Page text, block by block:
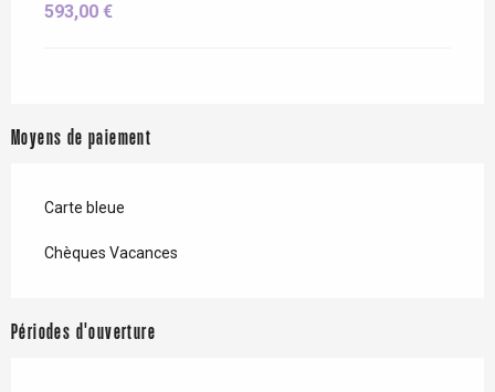
593,00 €
Moyens de paiement
Carte bleue
Chèques Vacances
Périodes d'ouverture